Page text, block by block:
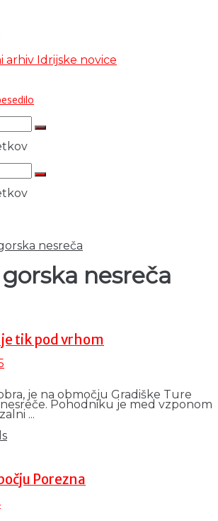
arhiv Idrijske novice
nesreča
gorska nesreča
tik pod vrhom
je na območju Gradiške Ture
Pohodniku je med vzponom
...
Porezna